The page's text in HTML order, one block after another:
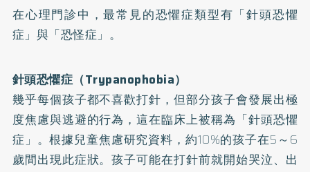
在心理門診中，最常見的恐懼症類型有「針頭恐懼
症」與「恐怪症」。
針頭恐懼症（Trypanophobia）
幾乎每個孩子都不喜歡打針，但部分孩子會發展出極
度焦慮與逃避的行為，這在臨床上被稱為「針頭恐懼
症」。根據兒童焦慮研究資料，約10%的孩子在5～6
歲間出現此症狀。孩子可能在打針前就開始哭泣、出